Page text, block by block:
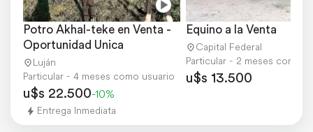
Potro Akhal-teke en Venta -
Oportunidad Unica
Luján
Particular - 4 meses como usuario
u$s 22.500-10%
Entrega Inmediata
Equino a la Venta
Capital Federal
Particular - 2 meses como
u$s 13.500